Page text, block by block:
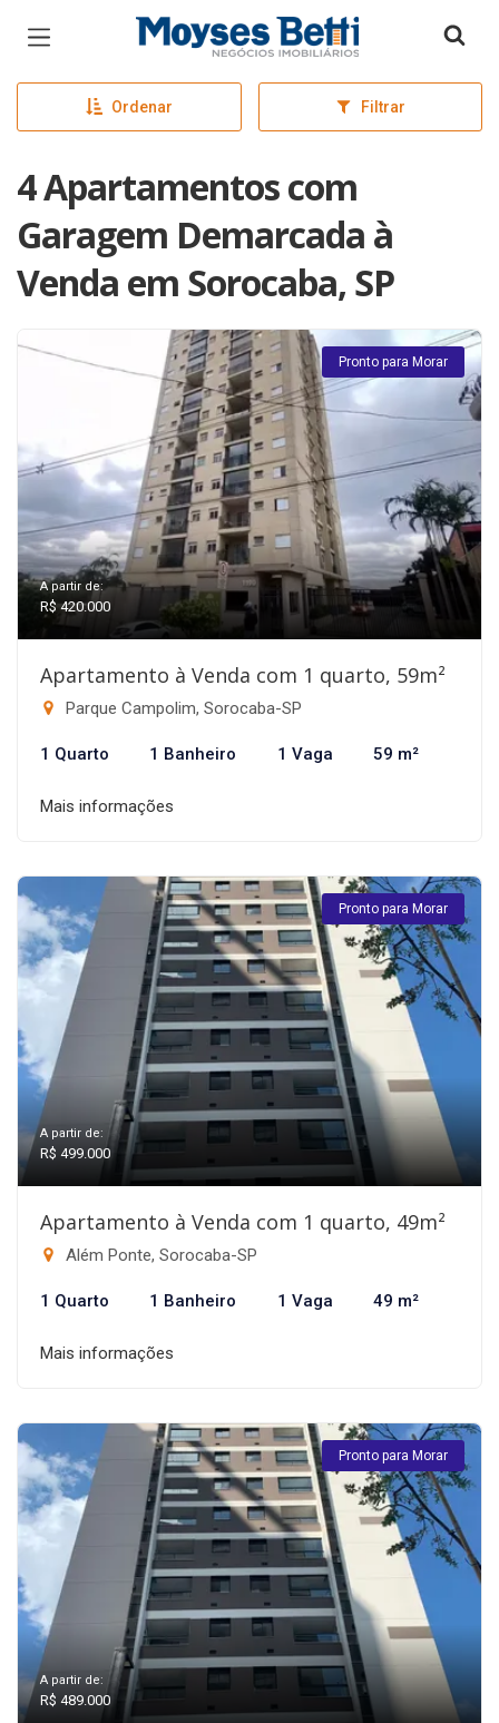
Página inicial
Ordenar Filtrar
4 Apartamentos com
Garagem Demarcada à
Venda em Sorocaba, SP
Pronto para Morar
A partir de:
R$ 420.000
Apartamento à Venda com 1 quarto, 59m²
Parque Campolim, Sorocaba-SP
1 Quarto 1 Banheiro 1 Vaga 59 m²
Mais informações
Pronto para Morar
A partir de:
R$ 499.000
Apartamento à Venda com 1 quarto, 49m²
Além Ponte, Sorocaba-SP
1 Quarto 1 Banheiro 1 Vaga 49 m²
Mais informações
Pronto para Morar
A partir de:
R$ 489.000